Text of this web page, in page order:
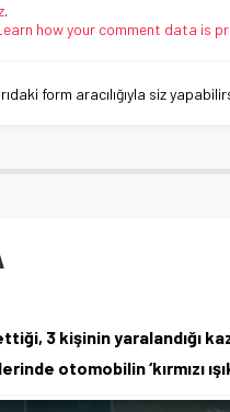
.
how your comment data is
form aracılığıyla siz
3 kişinin yaralandığı
otomobilin ‘kırmızı